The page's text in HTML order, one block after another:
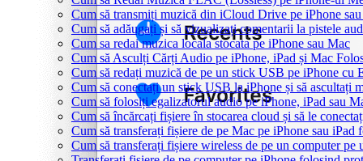
Cum să transmiți muzică din iCloud Drive pe iPhone
Cum să adăugați și să vizualizați comentarii la pistele
Cum sa redai muzica locala stocata pe iPhone sau Mac
Cum să Asculți Cărți Audio pe iPhone, iPad și Mac
Cum să redați muzică de pe un stick USB pe iPhone cu
Cum să conectați un stick USB la iPhone și să ascultați
Cum să folosiți egalizatorul audio pe iPhone, iPad sau
Cum să încărcați fișiere în stocarea cloud și să le
Cum să transferați fișiere de pe Mac pe iPhone sau iPad
Cum să transferați fișiere wireless de pe un computer